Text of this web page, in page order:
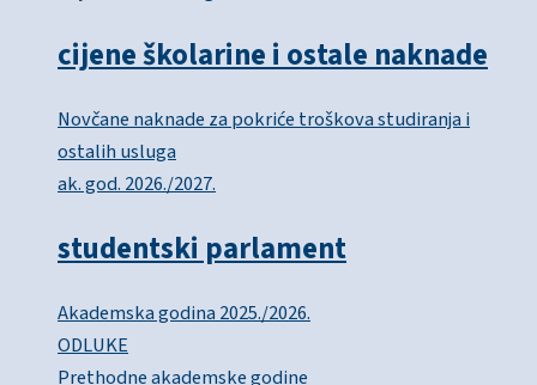
cijene školarine i ostale naknade
Novčane naknade za pokriće troškova studiranja i
ostalih usluga
ak. god. 2026./2027.
studentski parlament
Akademska godina 2025./2026.
ODLUKE
Prethodne akademske godine